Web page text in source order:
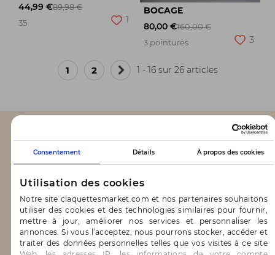
Consentement Détails À propos des cookies
Utilisation des cookies
Notre site claquettesmarket.com et nos partenaires souhaitons
utiliser des cookies et des technologies similaires pour fournir,
mettre à jour, améliorer nos services et personnaliser les
annonces. Si vous l’acceptez, nous pourrons stocker, accéder et
traiter des données personnelles telles que vos visites à ce site
44,99 €89,98 €
35
1
BOCAGE
80,00 €160,00 €
3 pointures
3
1 2
Page
1 - 16 sur 26 articles
CLAQUETTES MARKET
Notre concept
Blog
CONTACT & AIDE